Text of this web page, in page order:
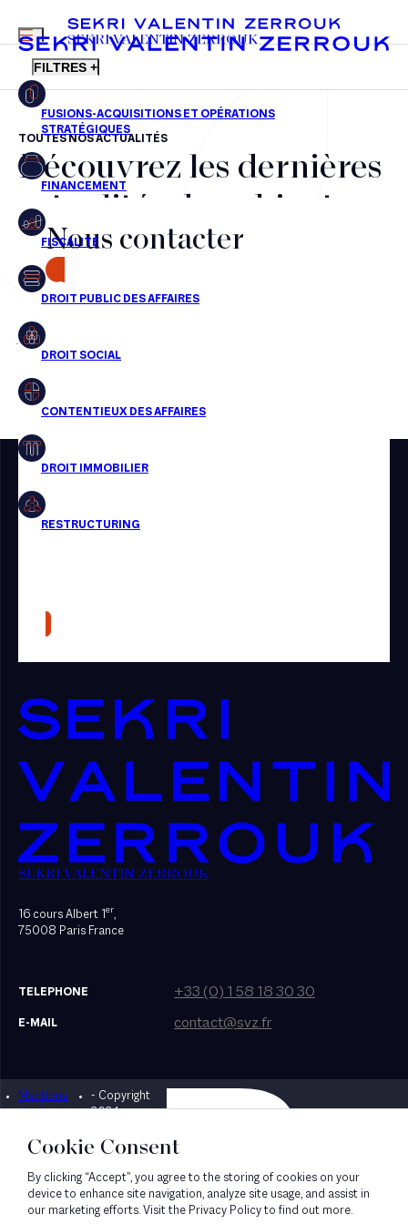
FR EN
MENU
SEKRI VALENTIN ZERROUK
FILTRES +
Fusions-acquisitions et opérations stratégiques
Financement
Fiscalité
Droit public des affaires
Droit social
Droit immobilier
Restructuring
Presse
TOUTES NOS ACTUALITÉS
Découvrez les dernières
actualités du cabinet,
nos récompenses et nos
transactions, jour après
jour
Aucun résultats pour cette recherche
Nous contacter
SEKRI VALENTIN ZERROUK
16 cours Albert 1er,
75008 Paris France
TELEPHONE +33 (0) 1 58 18 30 30
E-MAIL contact@svz.fr
Mentions
légales
- Copyright
2024
Designed by Bonhomme
Cookie Consent
By clicking “Accept”, you agree to the storing of cookies on your
device to enhance site navigation, analyze site usage, and assist in
our marketing efforts. Visit the Privacy Policy to find out more.